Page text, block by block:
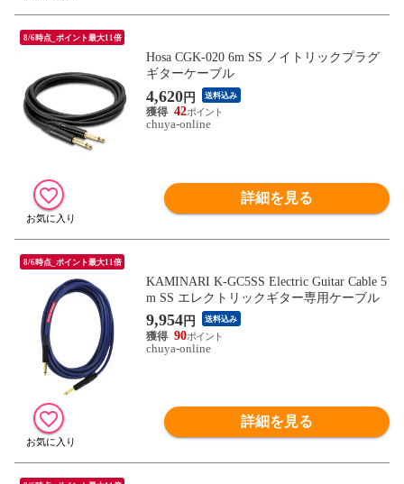
8/6時点_ポイント最大11倍
Hosa CGK-020 6m SS ノイトリックプラグ
ギターケーブル
4,620円 送料込み
42
chuya-online
詳細を見る
8/6時点_ポイント最大11倍
KAMINARI K-GC5SS Electric Guitar Cable 5
m SS エレクトリックギター専用ケーブル
9,954円 送料込み
90
chuya-online
詳細を見る